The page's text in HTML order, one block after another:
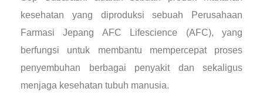
kesehatan yang diproduksi sebuah Perusahaan
Farmasi Jepang AFC Lifescience (AFC), yang
berfungsi untuk membantu mempercepat proses
penyembuhan berbagai penyakit dan sekaligus
menjaga kesehatan tubuh manusia.